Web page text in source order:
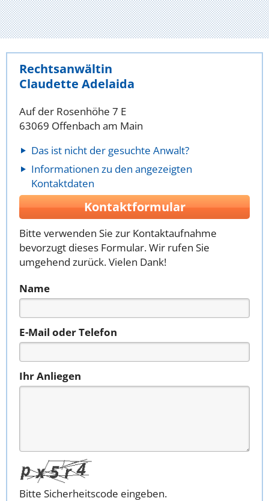
Rechtsanwältin
Claudette Adelaida
Auf der Rosenhöhe 7 E
63069 Offenbach am Main
Das ist nicht der gesuchte Anwalt?
Informationen zu den angezeigten
Kontaktdaten
Kontaktformular
Bitte verwenden Sie zur Kontaktaufnahme
bevorzugt dieses Formular. Wir rufen Sie
umgehend zurück. Vielen Dank!
Name
E-Mail oder Telefon
Ihr Anliegen
Bitte Sicherheitscode eingeben.